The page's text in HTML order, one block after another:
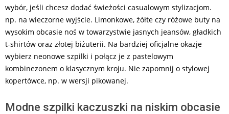
wybór, jeśli chcesz dodać świeżości casualowym stylizacjom.
np. na wieczorne wyjście. Limonkowe, żółte czy różowe buty na
wysokim obcasie noś w towarzystwie jasnych jeansów, gładkich
t-shirtów oraz złotej biżuterii. Na bardziej oficjalne okazje
wybierz neonowe szpilki i połącz je z pastelowym
kombinezonem o klasycznym kroju. Nie zapomnij o stylowej
kopertówce, np. w wersji pikowanej.
Modne szpilki kaczuszki na niskim obcasie